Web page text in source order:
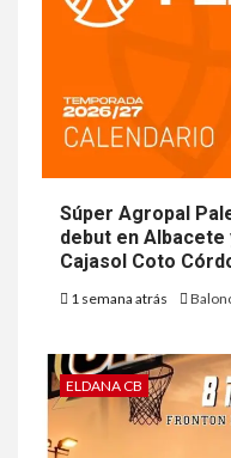
Súper Agropal
debut en
Cajasol Coto
1 semana atrás
ELDANA CB